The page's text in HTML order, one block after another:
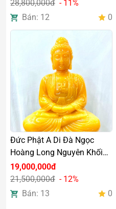
28,800,000đ - 11%
Bán: 12
0
Đức Phật A Di Đà Ngọc
Hoàng Long Nguyên Khối
Cao 29cm
19,000,000đ
21,500,000đ - 12%
Bán: 13
0